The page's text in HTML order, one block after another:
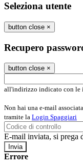
Seleziona utente
button close ×
Recupero
button close ×
all'indirizzo indicato con le
Non hai una e-mail
tramite la Login Spaggiari
E-mail inviata, si prega
Errore